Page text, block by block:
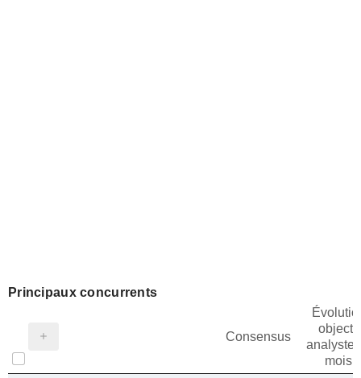
Principaux concurrents
Consensus
objectif
mois